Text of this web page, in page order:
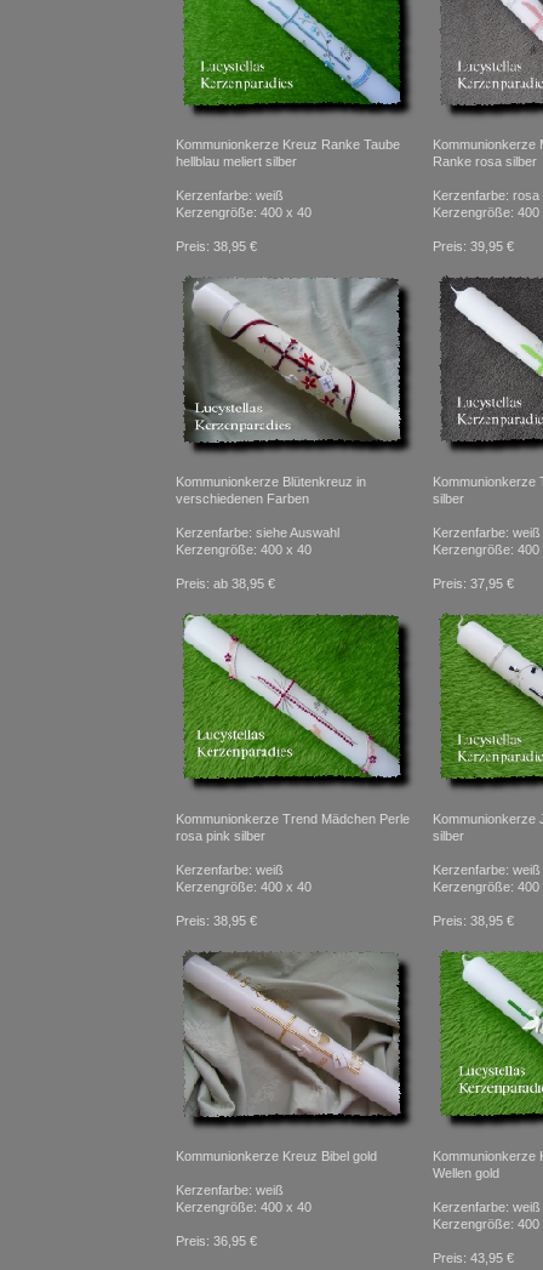
Kommunionkerze Kreuz Ranke Taube
hellblau meliert silber
Kerzenfarbe: weiß
Kerzengröße: 400 x 40
Preis: 38,95 €
Kommunionkerze
Ranke rosa silber
Kerzenfarbe: rosa
Kerzengröße: 400
Preis: 39,95 €
Kommunionkerze Blütenkreuz in
verschiedenen Farben
Kerzenfarbe: siehe Auswahl
Kerzengröße: 400 x 40
Preis: ab 38,95 €
Kommunionkerze
silber
Kerzenfarbe: weiß
Kerzengröße: 400
Preis: 37,95 €
Kommunionkerze Trend Mädchen Perle
rosa pink silber
Kerzenfarbe: weiß
Kerzengröße: 400 x 40
Preis: 38,95 €
Kommunionkerze
silber
Kerzenfarbe: weiß
Kerzengröße: 400
Preis: 38,95 €
Kommunionkerze Kreuz Bibel gold
Kerzenfarbe: weiß
Kerzengröße: 400 x 40
Preis: 36,95 €
Kommunionkerze
Wellen gold
Kerzenfarbe: weiß
Kerzengröße: 400
Preis: 43,95 €